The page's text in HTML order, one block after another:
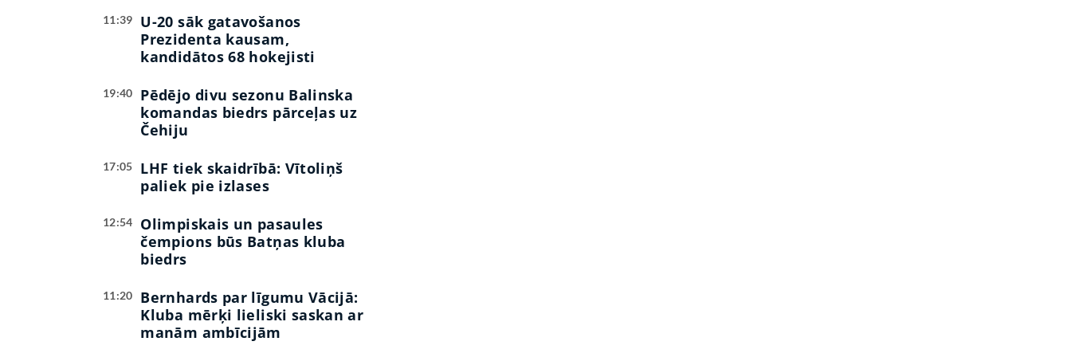
11:39
U-20 sāk gatavošanos
Prezidenta kausam,
kandidātos 68 hokejisti
19:40
Pēdējo divu sezonu Balinska
komandas biedrs pārceļas uz
Čehiju
17:05
LHF tiek skaidrībā: Vītoliņš
paliek pie izlases
12:54
Olimpiskais un pasaules
čempions būs Batņas kluba
biedrs
11:20
Bernhards par līgumu Vācijā:
Kluba mērķi lieliski saskan ar
manām ambīcijām